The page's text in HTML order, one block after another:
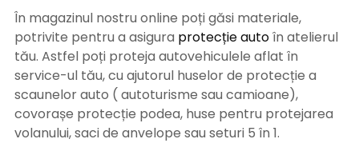
În magazinul nostru online poți găsi materiale,
potrivite pentru a asigura protecție autoîn atelierul
tău. Astfel poți proteja autovehiculele aflat în
service-ul tău, cu ajutorul huselor de protecție a
scaunelor auto ( autoturisme sau camioane),
covorașe protecție podea, huse pentru protejarea
volanului, saci de anvelope sau seturi 5 în 1.